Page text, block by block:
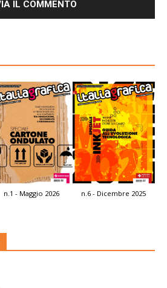
n.1 - Maggio 2026 n.6 - Dicembre 2025